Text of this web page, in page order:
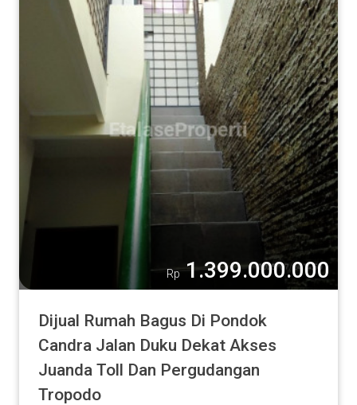
Rp 1.399.000.000
Dijual Rumah Bagus Di Pondok
Candra Jalan Duku Dekat Akses
Juanda Toll Dan Pergudangan
Tropodo